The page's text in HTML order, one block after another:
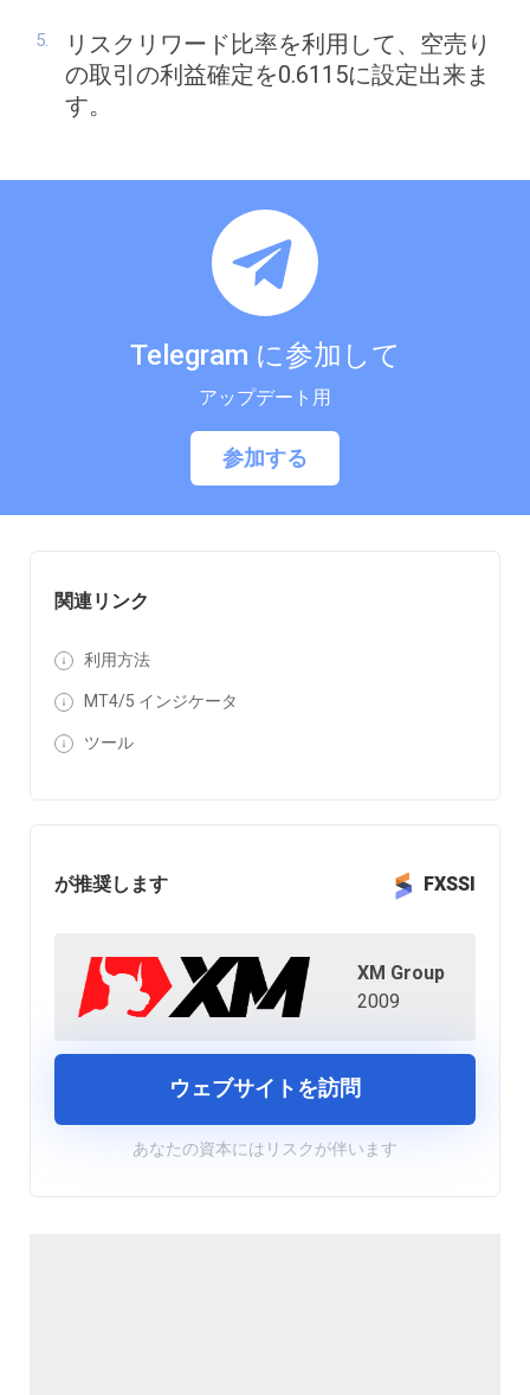
関連リンク
利用方法
MT4/5 インジケータ
ツール
が推奨します FXSSI
XM Group
2009
ウェブサイトを訪問
あなたの資本にはリスクが伴います
リスクリワード比率を利用して、空売り
の取引の利益確定を0.6115に設定出来ま
す。
Telegram に参加して
アップデート用
参加する